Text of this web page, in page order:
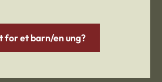
for et barn/en ung?